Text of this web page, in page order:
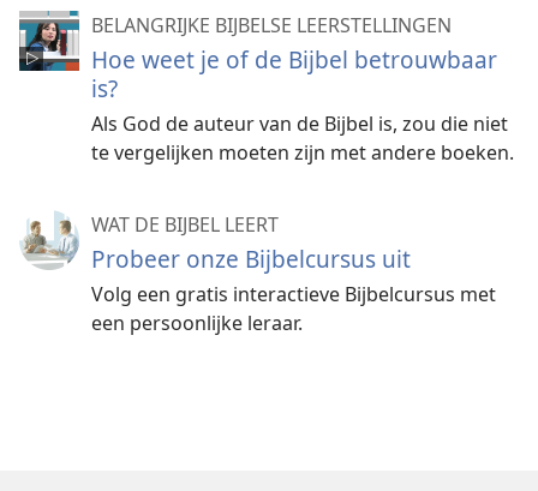
BELANGRIJKE BIJBELSE LEERSTELLINGEN
Hoe weet je of de Bijbel betrouwbaar
is?
Als God de auteur van de Bijbel is, zou die niet
te vergelijken moeten zijn met andere boeken.
WAT DE BIJBEL LEERT
Probeer onze Bijbelcursus uit
Volg een gratis interactieve Bijbelcursus met
een persoonlijke leraar.